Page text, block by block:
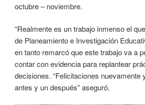
octubre – noviembre.
“Realmente es un trabajo inmenso el
de Planeamiento e Investigación
en tanto remarcó que este trabajo va a
contar con evidencia para replantear
decisiones. “Felicitaciones nuevamente
antes y un después” aseguró.